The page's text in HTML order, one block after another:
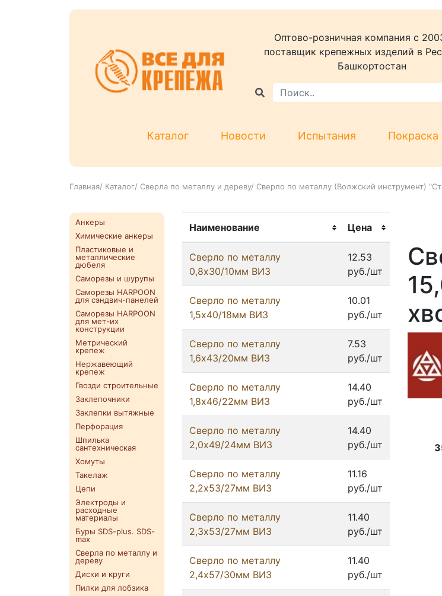
Оптово-розничная компания c
поставщик крепежных изделий в
Башкортостан
Каталог Новости Испытания Покраска
Главная/ Каталог/ Сверла по металлу и дереву/ Сверло по металлу (Волжский инструмент)
Анкеры
Химические анкеры
Пластиковые и
металлические
дюбеля
Саморезы и шурупы
Саморезы HARPOON
для сэндвич-панелей
Саморезы HARPOON
для мет-их
конструкции
Метрический
крепеж
Нержавеющий
крепеж
Гвозди строительные
Заклепочники
Заклепки вытяжные
Перфорация
Шпилька
сантехническая
Хомуты
Такелаж
Цепи
Электроды и
расходные
материалы
Буры SDS-plus. SDS-
max
Сверла по металлу и
дереву
Диски и круги
Пилки для лобзика
Наименование Цена
Сверло по металлу
0,8х30/10мм ВИЗ
12.53
руб./шт
Сверло по металлу
1,5х40/18мм ВИЗ
10.01
руб./шт
Сверло по металлу
1,6х43/20мм ВИЗ
7.53
руб./шт
Сверло по металлу
1,8х46/22мм ВИЗ
14.40
руб./шт
Сверло по металлу
2,0х49/24мм ВИЗ
14.40
руб./шт
Сверло по металлу
2,2х53/27мм ВИЗ
11.16
руб./шт
Сверло по металлу
2,3х53/27мм ВИЗ
11.40
руб./шт
Сверло по металлу
2,4х57/30мм ВИЗ
11.40
руб./шт